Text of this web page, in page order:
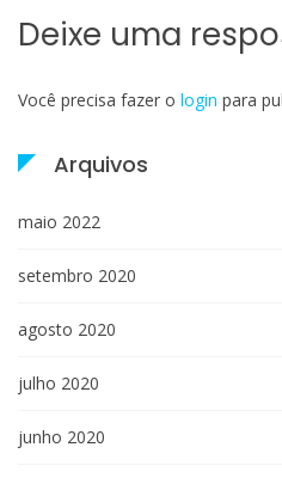
Deixe uma
Você precisa fazer o login para
Arquivos
maio 2022
setembro 2020
agosto 2020
julho 2020
junho 2020